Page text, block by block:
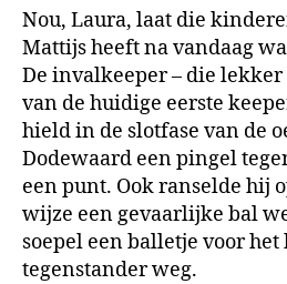
Nou, Laura, laat die
Mattijs heeft na vandaag
De invalkeeper – die lekker
van de huidige eerste
hield in de slotfase van de
Dodewaard een pingel
een punt. Ook ranselde hij
wijze een gevaarlijke bal
soepel een balletje voor het
tegenstander weg.